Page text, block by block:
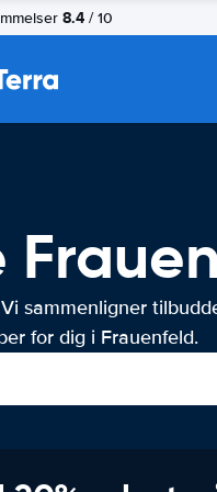
8.4 / 10
sammenligner
for dig i Frauenfeld.